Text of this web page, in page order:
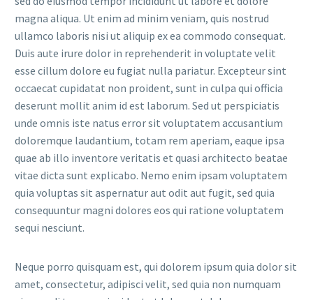
magna aliqua. Ut enim ad minim veniam, quis nostrud
ullamco laboris nisi ut aliquip ex ea commodo consequat.
Duis aute irure dolor in reprehenderit in voluptate velit
esse cillum dolore eu fugiat nulla pariatur. Excepteur sint
occaecat cupidatat non proident, sunt in culpa qui officia
deserunt mollit anim id est laborum. Sed ut perspiciatis
unde omnis iste natus error sit voluptatem accusantium
doloremque laudantium, totam rem aperiam, eaque ipsa
quae ab illo inventore veritatis et quasi architecto beatae
vitae dicta sunt explicabo. Nemo enim ipsam voluptatem
quia voluptas sit aspernatur aut odit aut fugit, sed quia
consequuntur magni dolores eos qui ratione voluptatem
sequi nesciunt.
Neque porro quisquam est, qui dolorem ipsum quia dolor sit
amet, consectetur, adipisci velit, sed quia non numquam